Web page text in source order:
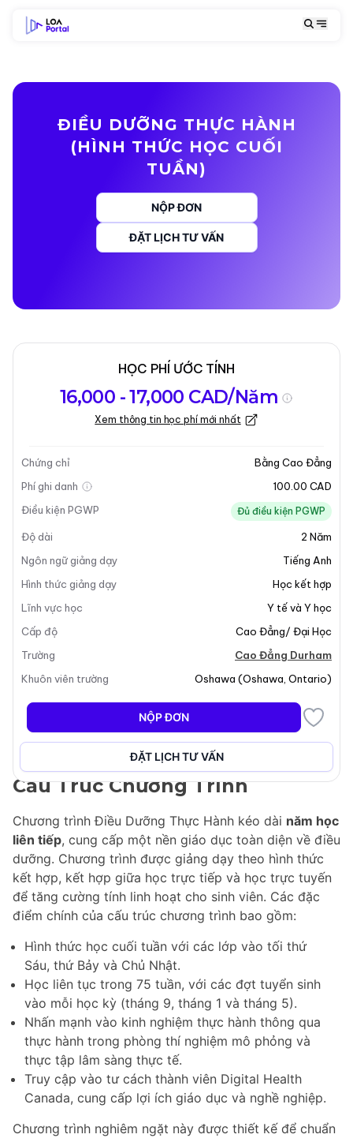
ĐIỀU DƯỠNG THỰC HÀNH
(HÌNH THỨC HỌC CUỐI
TUẦN)
NỘP ĐƠN
ĐẶT LỊCH TƯ VẤN
chương trình
Học
Kỳ nhập học
Cập nhật lần cuối vào 04-02-2026
Tổng quan về chương trình
Tổng Quan Chương Trình
Chương trình
được thiết kế
để trang bị cho sinh viên tốt nghiệp những kỹ năng và
thái độ cần thiết để hành nghề như những y tá thực
hành an toàn, có năng lực và chuyên nghiệp. Chương
trình này nhấn mạnh tầm quan trọng của việc kết hợp
kiến thức, kỹ năng và phán đoán để cung cấp dịch vụ
chăm sóc y tế đạo đức phù hợp với nhu cầu độc đáo
của bệnh nhân trong các thách thức sức khỏe khác
tối thứ Sáu, thứ Bảy và Chủ Nhật, giúp dễ dàng tiếp
cận cho những người có cam kết vào các ngày trong
tuần.
Cấu Trúc Chương Trình
Chương trình Điều Dưỡng Thực Hành kéo dài năm học
liên tiếp, cung cấp một nền giáo dục toàn diện về điều
dưỡng. Chương trình được giảng dạy theo hình thức
kết hợp, kết hợp giữa học trực tiếp và học trực tuyến
để tăng cường tính linh hoạt cho sinh viên. Các đặc
điểm chính của cấu trúc chương trình bao gồm:
Hình thức học cuối tuần với các lớp vào tối thứ
Sáu, thứ Bảy và Chủ Nhật.
Học liên tục trong 75 tuần, với các đợt tuyển sinh
vào mỗi học kỳ (tháng 9, tháng 1 và tháng 5).
Nhấn mạnh vào kinh nghiệm thực hành thông qua
thực hành trong phòng thí nghiệm mô phỏng và
thực tập lâm sàng thực tế.
Truy cập vào tư cách thành viên Digital Health
Canada, cung cấp lợi ích giáo dục và nghề nghiệp.
Chương trình nghiêm ngặt này được thiết kế để chuẩn
HỌC PHÍ ƯỚC TÍNH
16,000 - 17,000 CAD/Năm
Xem thông tin học phí mới nhất
Chứng chỉ
Bằng Cao Đẳng
Phí ghi danh
100.00 CAD
Điều kiện PGWP
Đủ điều kiện PGWP
Độ dài 2 Năm
Ngôn ngữ giảng dạy
Tiếng Anh
Hình thức giảng dạy
Học kết hợp
Lĩnh vực học
Y tế và Y học
Cấp độ
Cao Đẳng/ Đại Học
Trường
Cao Đẳng Durham
Khuôn viên trường
Oshawa (Oshawa Ontario)
NỘP ĐƠN
ĐẶT LỊCH TƯ VẤN